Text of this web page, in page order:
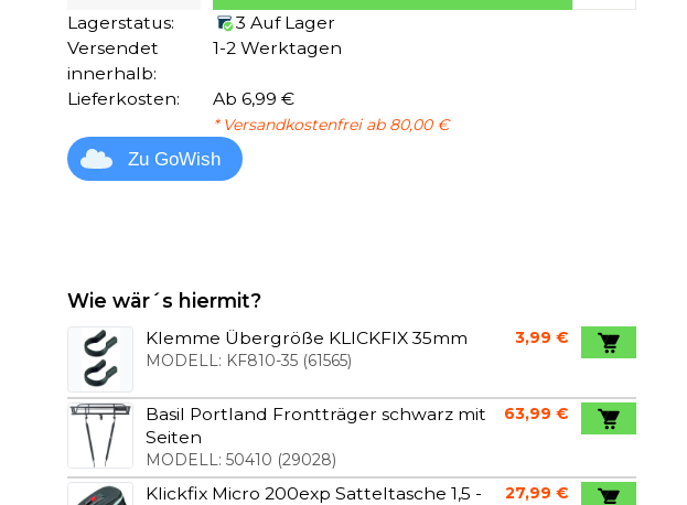
Lagerstatus:
3 Auf Lager
Versendet
innerhalb:
1-2 Werktagen
Lieferkosten: Ab 6,99 €
* Versandkostenfrei ab 80,00 €
Zu GoWish
Wie wär´s hiermit?
Klemme Übergröße KLICKFIX 35mm
MODELL: KF810-35(61565)
3,99 €
Basil Portland Frontträger schwarz mit
Seiten
MODELL: 50410 (29028)
63,99 €
Klickfix Micro 200exp Satteltasche 1,5 -
27,99 €